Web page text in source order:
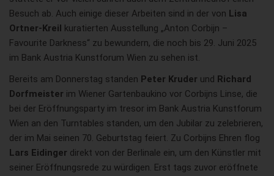
Besuch ab. Auch einige dieser Arbeiten sind in der von Lisa
Ortner-Kreil
kuratierten Ausstellung „Anton Corbijn –
Favourite Darkness“ zu bewundern, die noch bis 29. Juni 2025
im Bank Austria Kunstforum Wien zu sehen ist.
Bereits am Donnerstag standen Peter Kruder und Richard
Dorfmeister im Wiener Gartenbaukino vor Corbijns Linse, die
bei der Eröffnungsparty im tresor im Bank Austria Kunstforum
Wien an den Turntables standen, um den Jubilar zu zelebrieren,
der im Mai seinen 70. Geburtstag feiert. Zu Corbijns Ehren flog
Lars Eidinger direkt von der Berlinale ein, um den Künstler mit
seiner Eröffnungsrede zu würdigen. Erst tags zuvor eröffnete